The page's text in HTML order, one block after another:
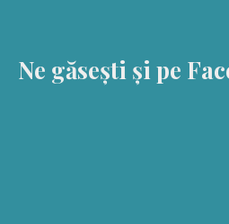
Ne găsești și pe